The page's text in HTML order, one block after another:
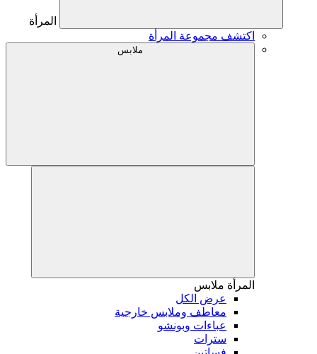
المرأة
اكتشف مجموعة المرأة
ملابس
المرأة ملابس
عرض الكل
معاطف وملابس خارجية
عباءات وبونشو
سترات